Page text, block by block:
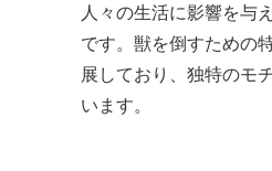
人々の生活に影響を与
です。獣を倒すための
展しており、独特のモ
います。